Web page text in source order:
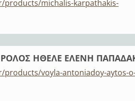
products/michalis-karpathakis-
ΗΘΕΛΕ ΕΛΕΝΗ
products/voyla-antoniadoy-aytos-